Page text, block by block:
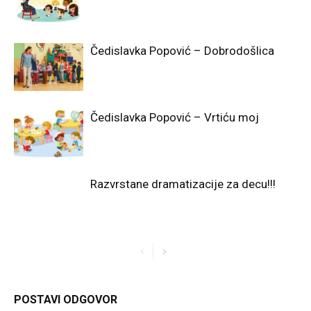
Čedislavka Popović – Dobrodošlica
Čedislavka Popović – Vrtiću moj
Razvrstane dramatizacije za decu!!!
POSTAVI ODGOVOR